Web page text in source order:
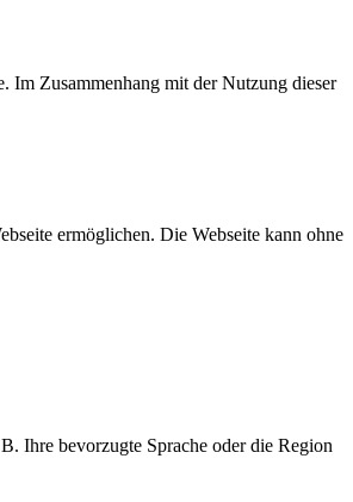
Im Zusammenhang mit der Nutzung dieser
ermöglichen. Die Webseite kann ohne
Ihre bevorzugte Sprache oder die Region